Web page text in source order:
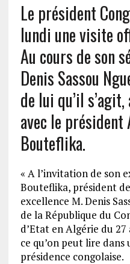
Le président
lundi une visite
Au cours de son
Denis Sassou
de lui qu’il
avec le président
Bouteflika.
« A l’invitation de son
Bouteflika, président
excellence M. Denis
de la République du
d’Etat en Algérie du 27
ce qu’on peut lire
présidence congolaise.